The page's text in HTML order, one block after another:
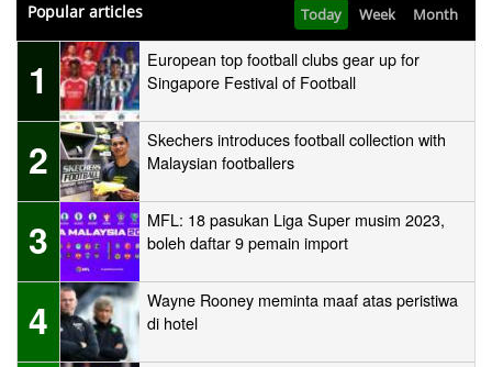
Popular articles Today Week Month
1
European top football clubs gear up for
Singapore Festival of Football
2
Skechers introduces football collection with
Malaysian footballers
3
MFL: 18 pasukan Liga Super musim 2023,
boleh daftar 9 pemain import
4
Wayne Rooney meminta maaf atas peristiwa
di hotel